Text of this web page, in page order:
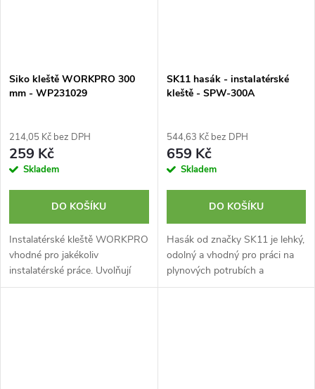
Siko kleště WORKPRO 300
mm - WP231029
214,05 Kč bez DPH
259 Kč
Skladem
DO KOŠÍKU
Instalatérské kleště WORKPRO
vhodné pro jakékoliv
instalatérské práce. Uvolňují
nebo dotahují potřebné šrouby.
SK11 hasák - instalatérské
kleště - SPW-300A
544,63 Kč bez DPH
659 Kč
Skladem
DO KOŠÍKU
Hasák od značky SK11 je lehký,
odolný a vhodný pro práci na
plynových potrubích a
instalatérských pracích.